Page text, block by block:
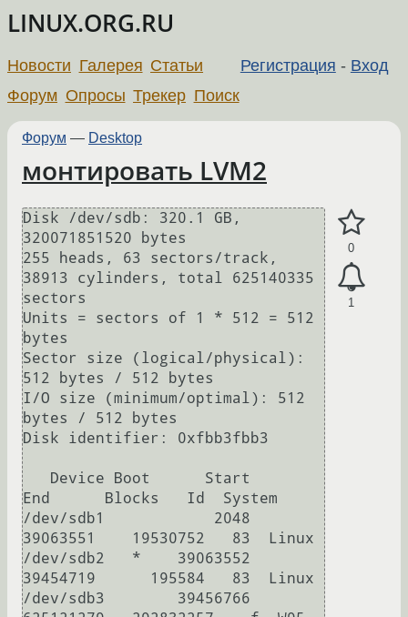
LINUX.ORG.RU
Регистрация - Вход
Новости Галерея Статьи
Форум Опросы Трекер Поиск
Форум — Desktop
монтировать LVM2
0
1
Disk /dev/sdb: 320.1 GB,
320071851520 bytes
255 heads, 63 sectors/track,
38913 cylinders, total 625140335
sectors
Units = sectors of 1 * 512 = 512
bytes
Sector size (logical/physical):
512 bytes / 512 bytes
I/O size (minimum/optimal): 512
bytes / 512 bytes
Disk identifier: 0xfbb3fbb3
End      Blocks   Id  System
/dev/sdb1            2048
39063551    19530752   83  Linux
/dev/sdb2   *    39063552
39454719      195584   83  Linux
/dev/sdb3        39456766